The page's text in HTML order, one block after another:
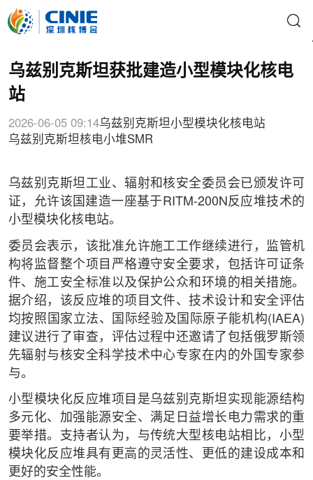
乌兹别克斯坦获批建造小型模块化核电
站
2026-06-05 09:14乌兹别克斯坦小型模块化核电站
乌兹别克斯坦核电小堆SMR
乌兹别克斯坦工业、辐射和核安全委员会已颁发许可
证，允许该国建造一座基于RITM-200N反应堆技术的
小型模块化核电站。
委员会表示，该批准允许施工工作继续进行，监管机
构将监督整个项目严格遵守安全要求，包括许可证条
件、施工安全标准以及保护公众和环境的相关措施。
据介绍，该反应堆的项目文件、技术设计和安全评估
均按照国家立法、国际经验及国际原子能机构(IAEA)
建议进行了审查，评估过程中还邀请了包括俄罗斯领
先辐射与核安全科学技术中心专家在内的外国专家参
与。
小型模块化反应堆项目是乌兹别克斯坦实现能源结构
多元化、加强能源安全、满足日益增长电力需求的重
要举措。支持者认为，与传统大型核电站相比，小型
模块化反应堆具有更高的灵活性、更低的建设成本和
更好的安全性能。